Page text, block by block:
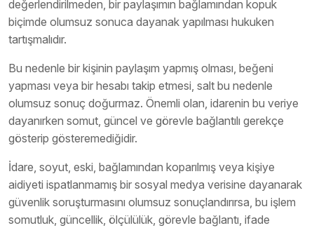
değerlendirilmeden, bir paylaşımın bağlamından kopuk
biçimde olumsuz sonuca dayanak yapılması hukuken
tartışmalıdır.
Bu nedenle bir kişinin paylaşım yapmış olması, beğeni
yapması veya bir hesabı takip etmesi, salt bu nedenle
olumsuz sonuç doğurmaz. Önemli olan, idarenin bu veriye
dayanırken somut, güncel ve görevle bağlantılı gerekçe
gösterip gösteremediğidir.
İdare, soyut, eski, bağlamından koparılmış veya kişiye
aidiyeti ispatlanmamış bir sosyal medya verisine dayanarak
güvenlik soruşturmasını olumsuz sonuçlandırırsa, bu işlem
somutluk, güncellik, ölçülülük, görevle bağlantı, ifade